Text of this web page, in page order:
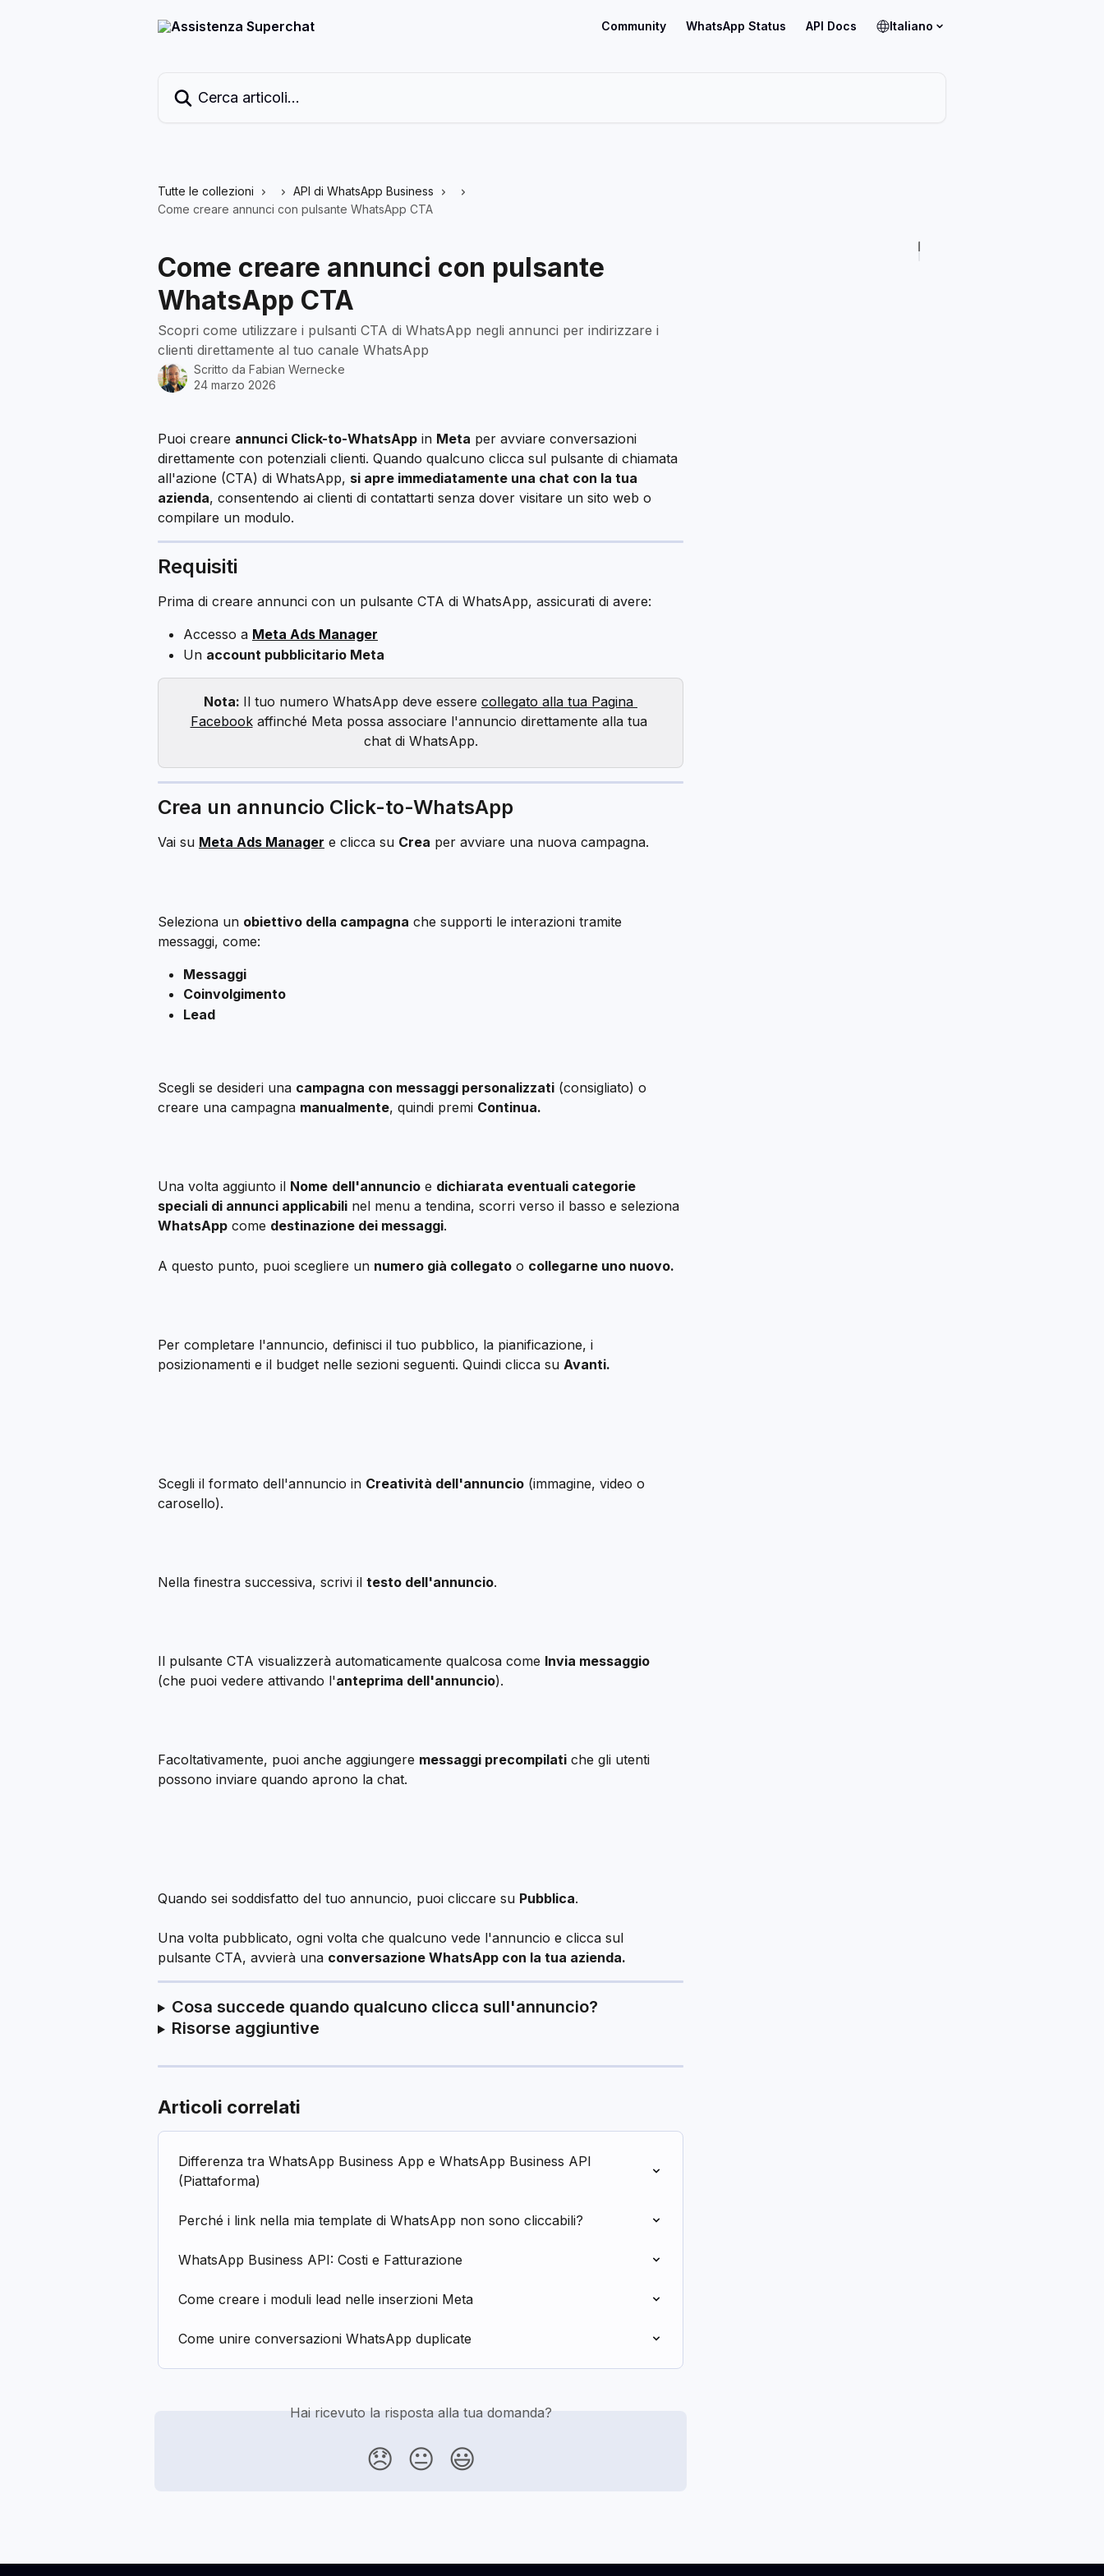
Community WhatsApp Status API Docs Italiano
Tutte le collezioni
API di WhatsApp Business
Come creare annunci con pulsante WhatsApp CTA
Come creare annunci con pulsante
WhatsApp CTA
Scopri come utilizzare i pulsanti CTA di WhatsApp negli annunci per indirizzare i
clienti direttamente al tuo canale WhatsApp
Scritto da Fabian Wernecke
24 marzo 2026
Puoi creare annunci Click-to-WhatsApp in Meta per avviare conversazioni
direttamente con potenziali clienti. Quando qualcuno clicca sul pulsante di chiamata
all'azione (CTA) di WhatsApp, si apre immediatamente una chat con la tua
azienda, consentendo ai clienti di contattarti senza dover visitare un sito web o
compilare un modulo.
Requisiti
Prima di creare annunci con un pulsante CTA di WhatsApp, assicurati di avere:
Accesso a Meta Ads Manager
Un account pubblicitario Meta
Nota: Il tuo numero WhatsApp deve essere collegato alla tua Pagina
Facebook affinché Meta possa associare l'annuncio direttamente alla tua
chat di WhatsApp.
Crea un annuncio Click-to-WhatsApp
Vai su Meta Ads Manager e clicca su Crea per avviare una nuova campagna.
Seleziona un obiettivo della campagna che supporti le interazioni tramite
messaggi, come:
Messaggi
Coinvolgimento
Lead
Scegli se desideri una campagna con messaggi personalizzati (consigliato) o
creare una campagna manualmente, quindi premi Continua.
Una volta aggiunto il Nome dell'annuncio e dichiarata eventuali categorie
speciali di annunci applicabili nel menu a tendina, scorri verso il basso e seleziona
WhatsApp come destinazione dei messaggi.
A questo punto, puoi scegliere un numero già collegato o collegarne uno nuovo.
Per completare l'annuncio, definisci il tuo pubblico, la pianificazione, i
posizionamenti e il budget nelle sezioni seguenti. Quindi clicca su Avanti.
Scegli il formato dell'annuncio in Creatività dell'annuncio (immagine, video o
carosello).
Nella finestra successiva, scrivi il testo dell'annuncio.
Il pulsante CTA visualizzerà automaticamente qualcosa come Invia messaggio
(che puoi vedere attivando l'anteprima dell'annuncio).
Facoltativamente, puoi anche aggiungere messaggi precompilati che gli utenti
possono inviare quando aprono la chat.
Quando sei soddisfatto del tuo annuncio, puoi cliccare su Pubblica.
Una volta pubblicato, ogni volta che qualcuno vede l'annuncio e clicca sul
pulsante CTA, avvierà una conversazione WhatsApp con la tua azienda.
Cosa succede quando qualcuno clicca sull'annuncio?
Risorse aggiuntive
Articoli correlati
Differenza tra WhatsApp Business App e WhatsApp Business API
(Piattaforma)
Perché i link nella mia template di WhatsApp non sono cliccabili?
WhatsApp Business API: Costi e Fatturazione
Come creare i moduli lead nelle inserzioni Meta
Come unire conversazioni WhatsApp duplicate
Hai ricevuto la risposta alla tua domanda?
😞 😐 😃